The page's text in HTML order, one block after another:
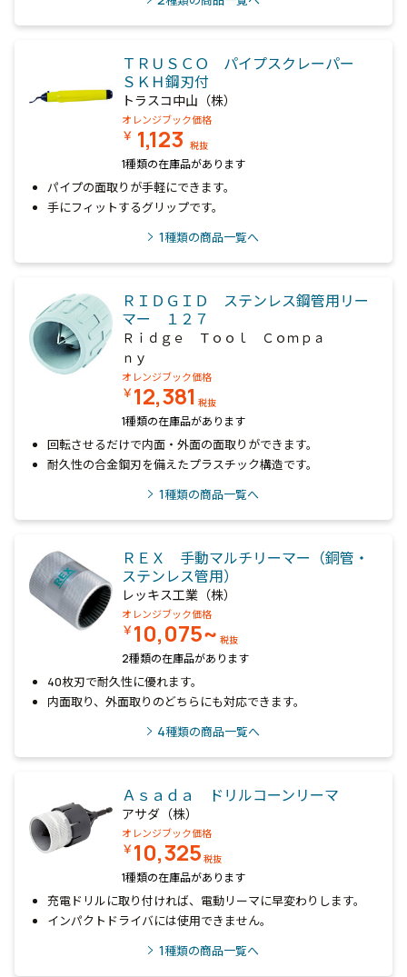
ＴＲＵＳＣＯ パイプスクレーパー
ＳＫＨ鋼刃付
トラスコ中山（株）
オレンジブック価格
￥ 1,123 税抜
1種類の在庫品があります
パイプの面取りが手軽にできます。
手にフィットするグリップです。
1種類の商品一覧へ
ＲＩＤＧＩＤ ステンレス鋼管用リー
マー １２７
Ｒｉｄｇｅ Ｔｏｏｌ Ｃｏｍｐａ
ｎｙ
オレンジブック価格
￥12,381 税抜
1種類の在庫品があります
回転させるだけで内面・外面の面取りができます。
耐久性の合金鋼刃を備えたプラスチック構造です。
1種類の商品一覧へ
ＲＥＸ 手動マルチリーマー（銅管・
ステンレス管用）
レッキス工業（株）
オレンジブック価格
￥10,075~ 税抜
2種類の在庫品があります
40枚刃で耐久性に優れます。
内面取り、外面取りのどちらにも対応できます。
4種類の商品一覧へ
Ａｓａｄａ ドリルコーンリーマ
アサダ（株）
オレンジブック価格
￥10,325 税抜
1種類の在庫品があります
充電ドリルに取り付ければ、電動リーマに早変わりします。
インパクトドライバには使用できません。
1種類の商品一覧へ